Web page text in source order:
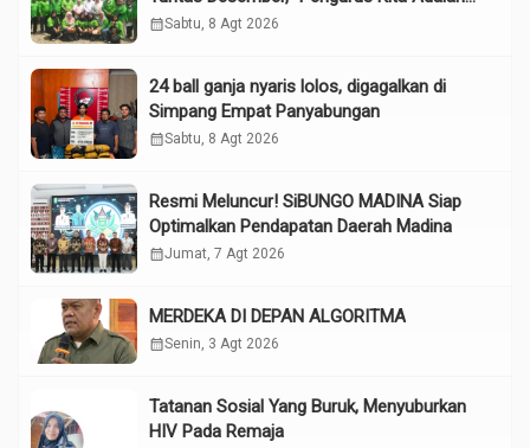
Tokoh”
calendar_monthSabtu, 8 Agt 2026
24 ball ganja nyaris lolos, digagalkan di
Simpang Empat Panyabungan
calendar_monthSabtu, 8 Agt 2026
Resmi Meluncur! SiBUNGO MADINA Siap
Optimalkan Pendapatan Daerah Madina
calendar_monthJumat, 7 Agt 2026
MERDEKA DI DEPAN ALGORITMA
calendar_monthSenin, 3 Agt 2026
Tatanan Sosial Yang Buruk, Menyuburkan
HIV Pada Remaja